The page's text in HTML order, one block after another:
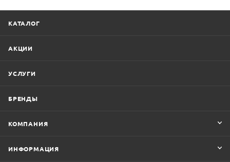
КАТАЛОГ
АКЦИИ
УСЛУГИ
БРЕНДЫ
КОМПАНИЯ
ИНФОРМАЦИЯ